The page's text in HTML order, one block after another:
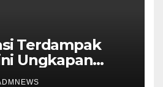
Terdampak
Ungkapan